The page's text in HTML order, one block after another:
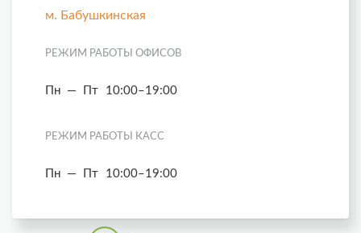
м. Бабушкинская
РЕЖИМ РАБОТЫ ОФИСОВ
Пн — Пт 10:00–19:00
РЕЖИМ РАБОТЫ КАСС
Пн — Пт 10:00–19:00